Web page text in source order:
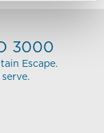
3000
Escape.